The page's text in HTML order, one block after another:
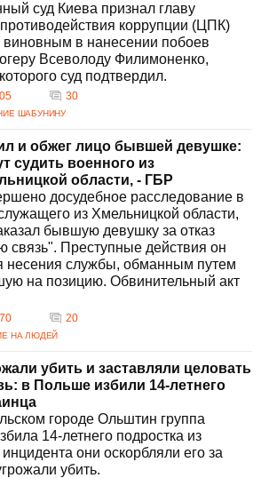
суд Киева признал главу
коррупции (ЦПК)
в нанесении побоев
Всеволоду Филимоненко,
суд подтвердил.
30
ШАБУНИНУ
и обжег лицо бывшей девушке:
судить военного из
области, - ГБР
досудебное расследование в
из Хмельницкой области,
бывшую девушку за отказ
связь". Преступные действия он
несения службы, обманным путем
на позицию. Обвинительный акт
20
НА ЛЮДЕЙ
убить и заставляли целовать
в Польше избили 14-летнего
городе Ольштин группа
14-летнего подростка из
они оскорбляли его за
убить.